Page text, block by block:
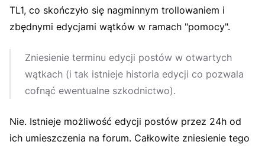
TL1, co skończyło się nagminnym trollowaniem i
zbędnymi edycjami wątków w ramach "pomocy".
Zniesienie terminu edycji postów w otwartych
wątkach (i tak istnieje historia edycji co pozwala
cofnąć ewentualne szkodnictwo).
Nie. Istnieje możliwość edycji postów przez 24h od
ich umieszczenia na forum. Całkowite zniesienie tego